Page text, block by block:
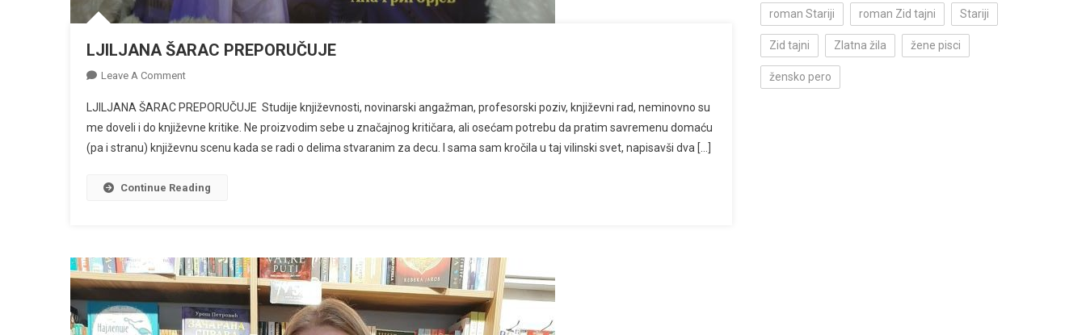
LJILJANA ŠARAC PREPORUČUJE
Leave A CommentOn
ŠARAC
PREPORUČUJE
LJILJANA ŠARAC PREPORUČUJE Studije književnosti, novinarski angažman, profesorski poziv, književni rad, neminovno su
me doveli i do književne kritike. Ne proizvodim sebe u značajnog kritičara, ali osećam potrebu da pratim savremenu domaću
(pa i stranu) književnu scenu kada se radi o delima stvaranim za decu. I sama sam kročila u taj vilinski svet, napisavši dva […]
Continue Reading
roman Stariji roman Zid tajni Stariji
Zid tajni Zlatna žila žene pisci
žensko pero